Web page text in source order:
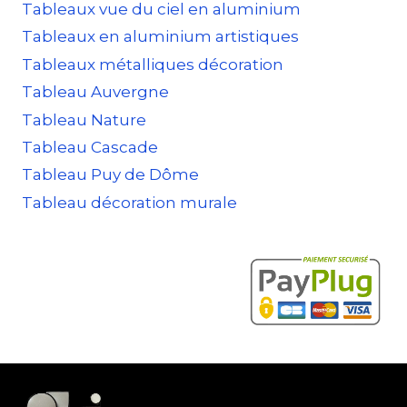
Tableaux vue du ciel en aluminium
Tableaux en aluminium artistiques
Tableaux métalliques décoration
Tableau Auvergne
Tableau Nature
Tableau Cascade
Tableau Puy de Dôme
Tableau décoration murale